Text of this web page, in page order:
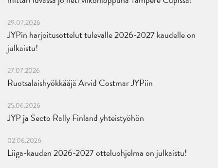
29.07.2026
JYPin harjoitusottelut tulevalle 2026-2027 kaudelle on
julkaistu!
27.07.2026
Ruotsalaishyökkääjä Arvid Costmar JYPiin
25.06.2026
JYP ja Secto Rally Finland yhteistyöhön
02.06.2026
Liiga-kauden 2026-2027 otteluohjelma on julkaistu!